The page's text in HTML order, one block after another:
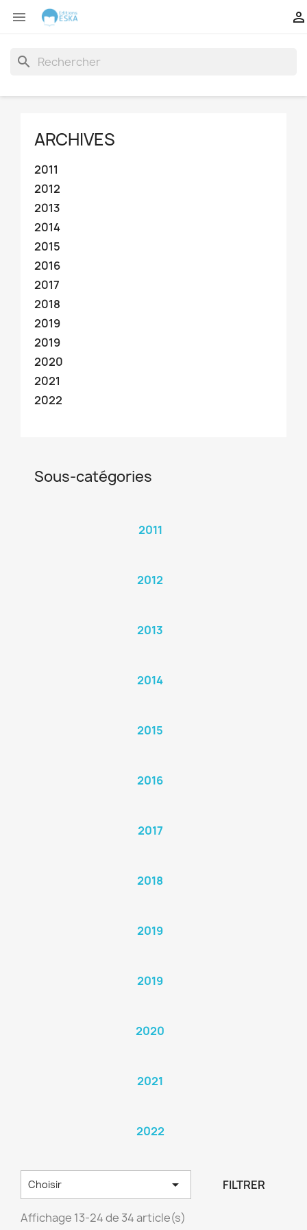
 
search
ARCHIVES
2011
2012
2013
2014
2015
2016
2017
2018
2019
2019
2020
2021
2022
Sous-catégories
2011
2012
2013
2014
2015
2016
2017
2018
2019
2019
2020
2021
2022
Choisir  FILTRER
Affichage 13-24 de 34 article(s)